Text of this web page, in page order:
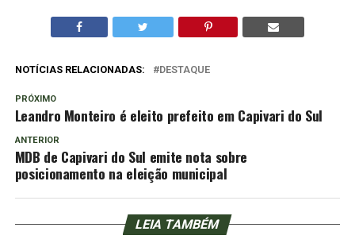
NOTÍCIAS RELACIONADAS: DESTAQUE
PRÓXIMO
Leandro Monteiro é eleito prefeito em Capivari do Sul
ANTERIOR
MDB de Capivari do Sul emite nota sobre
posicionamento na eleição municipal
LEIA TAMBÉM